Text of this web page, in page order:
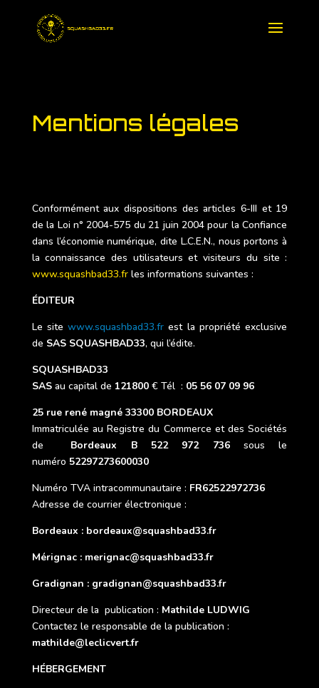
Mentions légales
Conformément aux dispositions des articles 6-III et 19
de la Loi n° 2004-575 du 21 juin 2004 pour la Confiance
dans l’économie numérique, dite L.C.E.N., nous portons à
la connaissance des utilisateurs et visiteurs du site :
www.squashbad33.frles informations suivantes :
ÉDITEUR
Le sitewww.squashbad33.fr est la propriété exclusive
de SAS SQUASHBAD33, qui l’édite.
SQUASHBAD33
SAS au capital de 121800 € Tél : 05 56 07 09 96
25 rue rené magné 33300 BORDEAUX
Immatriculée au Registre du Commerce et des Sociétés
de Bordeaux B 522 972 736 sous le
numéro 52297273600030
Numéro TVA intracommunautaire : FR62522972736
Adresse de courrier électronique :
Bordeaux : bordeaux@squashbad33.fr
Mérignac : merignac@squashbad33.fr
Gradignan : gradignan@squashbad33.fr
Directeur de la publication : Mathilde LUDWIG
Contactez le responsable de la publication :
mathilde@leclicvert.fr
HÉBERGEMENT